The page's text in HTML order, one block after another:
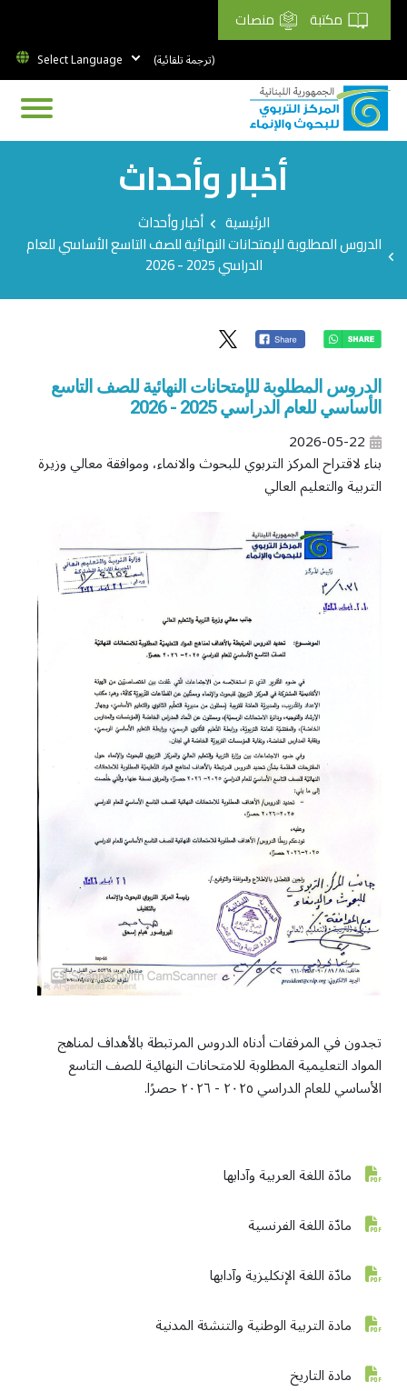
مكتبة منصات
(ترجمة تلقائية)
أخبار وأحداث
Breadcrumbالرئيسية
أخبار وأحداث
الدروس المطلوبة للإمتحانات النهائية للصف التاسع الأساسي للعام
الدراسي 2025 - 2026
الدروس المطلوبة للإمتحانات النهائية للصف التاسع
الأساسي للعام الدراسي 2025 - 2026
2026-05-22
بناء لاقتراح المركز التربوي للبحوث والانماء، وموافقة معالي وزيرة
التربية والتعليم العالي
تجدون في المرفقات أدناه الدروس المرتبطة بالأهداف لمناهج
المواد التعليمية المطلوبة للامتحانات النهائية للصف التاسع
الأساسي للعام الدراسي ٢٠٢٥ - ٢٠٢٦ حصرًا.
مادّة اللغة العربية وآدابها
مادّة اللغة الفرنسية
مادّة اللغة الإنكليزية وآدابها
مادة التربية الوطنية والتنشئة المدنية
مادة التاريخ